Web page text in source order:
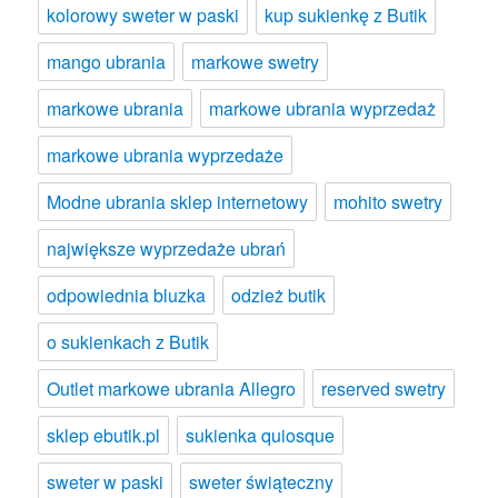
kolorowy sweter w paski
kup sukienkę z Butik
mango ubrania
markowe swetry
markowe ubrania
markowe ubrania wyprzedaż
markowe ubrania wyprzedaże
Modne ubrania sklep internetowy
mohito swetry
największe wyprzedaże ubrań
odpowiednia bluzka
odzież butik
o sukienkach z Butik
Outlet markowe ubrania Allegro
reserved swetry
sklep ebutik.pl
sukienka quiosque
sweter w paski
sweter świąteczny